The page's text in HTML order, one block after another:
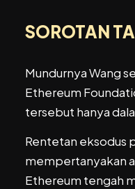
SOROTAN
Mundurnya Wang
Ethereum
tersebut hanya
Rentetan eksodus
mempertanyakan
Ethereum tengah